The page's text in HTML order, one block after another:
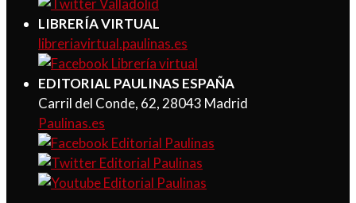
LIBRERÍA VIRTUAL
libreriavirtual.paulinas.es
EDITORIAL PAULINAS ESPAÑA
Carril del Conde, 62, 28043 Madrid
Paulinas.es